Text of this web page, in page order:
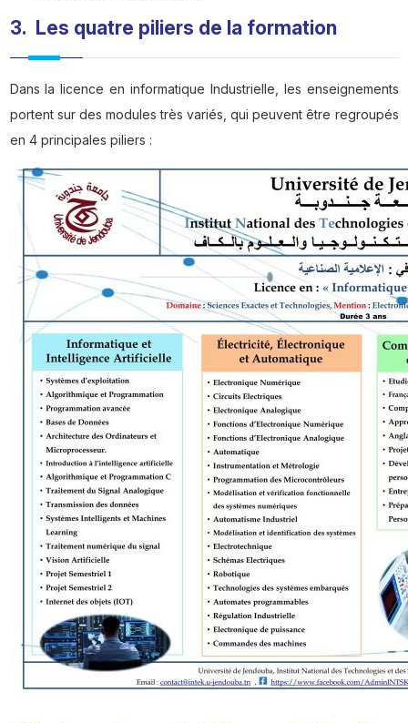
3. Les quatre piliers de la formation
Dans la licence en informatique Industrielle, les enseignements
portent sur des modules très variés, qui peuvent être regroupés
en 4 principales piliers :